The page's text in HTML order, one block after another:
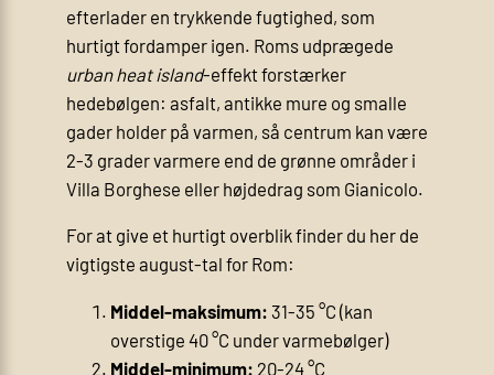
efterlader en trykkende fugtighed, som
hurtigt fordamper igen. Roms udprægede
urban heat island-effekt forstærker
hedebølgen: asfalt, antikke mure og smalle
gader holder på varmen, så centrum kan være
2-3 grader varmere end de grønne områder i
Villa Borghese eller højdedrag som Gianicolo.
For at give et hurtigt overblik finder du her de
vigtigste august-tal for Rom:
Middel-maksimum: 31-35 °C (kan
overstige 40 °C under varmebølger)
Middel-minimum: 20-24 °C